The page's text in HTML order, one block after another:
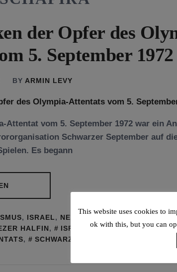
der Opfer des
5. September 1972
BY ARMIN LEVY
Attentat vom 5. September 1972 war ein
Schwarzer September auf
Es begann
, ISRAEL, NEWS
HALFIN, ISRAEL , KEHAT SHORR ,
, SCHWARZER SEPTEMBER
This website uses cookies to
ok with this, but you can